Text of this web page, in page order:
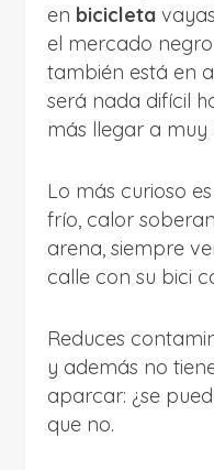
en bicicleta
el mercado
también está en
será nada difícil
más llegar a muy
Lo más curioso
frío, calor
arena, siempre
calle con su bici
Reduces
y además no
aparcar: ¿se
que no.